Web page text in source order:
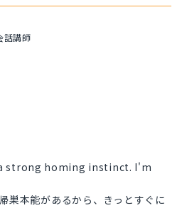
話講師
strong homing instinct. I'm
巣本能があるから、きっとすぐに